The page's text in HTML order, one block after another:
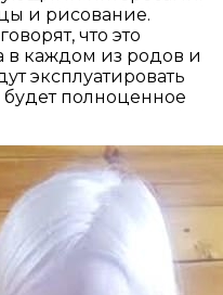
и рисование.
что это
в каждом из родов и
эксплуатировать
полноценное